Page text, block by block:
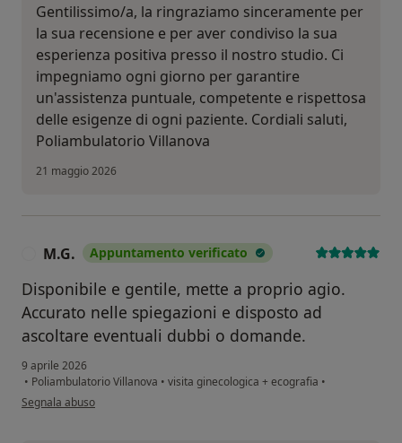
Gentilissimo/a, la ringraziamo sinceramente per
la sua recensione e per aver condiviso la sua
esperienza positiva presso il nostro studio. Ci
impegniamo ogni giorno per garantire
un'assistenza puntuale, competente e rispettosa
delle esigenze di ogni paziente. Cordiali saluti,
Poliambulatorio Villanova
21 maggio 2026
M.G. Appuntamento verificato
Disponibile e gentile, mette a proprio agio.
Accurato nelle spiegazioni e disposto ad
ascoltare eventuali dubbi o domande.
9 aprile 2026
• Poliambulatorio Villanova • visita ginecologica + ecografia •
secondo l'opinione dell'utente M.G.
Segnala abuso